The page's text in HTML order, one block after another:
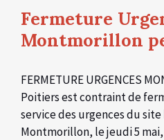
Fermeture
Montmorillon
FERMETURE URGENCES
Poitiers est contraint de
service des urgences du
Montmorillon, le jeudi 5